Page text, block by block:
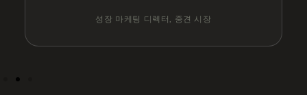
성장 마케팅 디렉터, 중견 시장